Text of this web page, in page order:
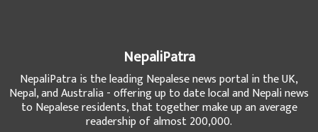
NepaliPatra
NepaliPatra is the leading Nepalese news portal in the UK,
Nepal, and Australia - offering up to date local and Nepali news
to Nepalese residents, that together make up an average
readership of almost 200,000.